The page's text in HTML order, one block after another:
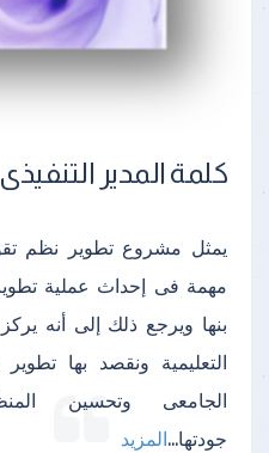
كلمة المدير التنفيذى
يمثل مشروع تطوير نظم
مهمة فى إحداث عملية
بنها ويرجع ذلك إلى أنه
التعليمية ونقصد بها
الجامعى وتحسين
جودتها...المزيد